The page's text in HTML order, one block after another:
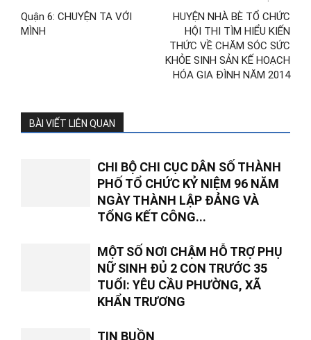
Quận 6: CHUYỆN TA VỚI
MÌNH
HUYỆN NHÀ BÈ TỔ CHỨC
HỘI THI TÌM HIỂU KIẾN
THỨC VỀ CHĂM SÓC SỨC
KHỎE SINH SẢN KẾ HOẠCH
HÓA GIA ĐÌNH NĂM 2014
BÀI VIẾT LIÊN QUAN
CHI BỘ CHI CỤC DÂN SỐ THÀNH
PHỐ TỔ CHỨC KỶ NIỆM 96 NĂM
NGÀY THÀNH LẬP ĐẢNG VÀ
TỔNG KẾT CÔNG...
MỘT SỐ NƠI CHẬM HỖ TRỢ PHỤ
NỮ SINH ĐỦ 2 CON TRƯỚC 35
TUỔI: YÊU CẦU PHƯỜNG, XÃ
KHẨN TRƯƠNG
TIN BUỒN